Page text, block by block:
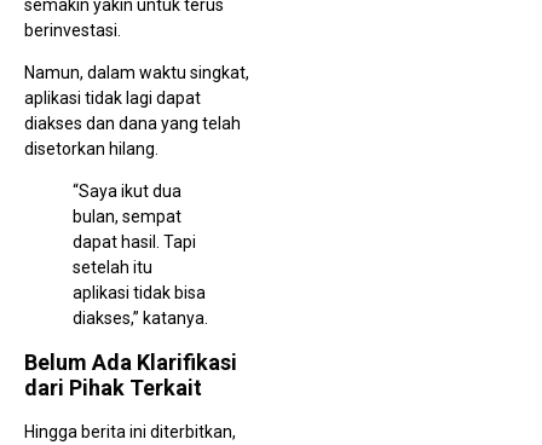
semakin yakin untuk terus
berinvestasi.
Namun, dalam waktu singkat,
aplikasi tidak lagi dapat
diakses dan dana yang telah
disetorkan hilang.
“Saya ikut dua
bulan, sempat
dapat hasil. Tapi
setelah itu
aplikasi tidak bisa
diakses,” katanya.
Belum Ada Klarifikasi
dari Pihak Terkait
Hingga berita ini diterbitkan,